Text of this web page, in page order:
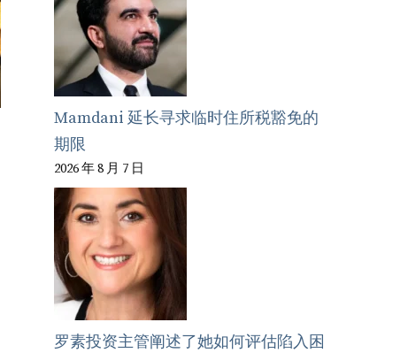
Mamdani 延长寻求临时住所税豁免的
期限
2026 年 8 月 7 日
罗素投资主管阐述了她如何评估陷入困